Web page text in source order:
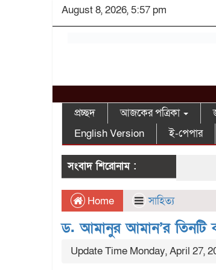
August 8, 2026, 5:57 pm
প্রচ্ছদ আজকের পত্রিকা
English Version
ই-পেপার
সংবাদ শিরোনাম :
Home সাহিত্য
ড. আমানুর আমান’র তিনটি
Update Time Monday, April 27,